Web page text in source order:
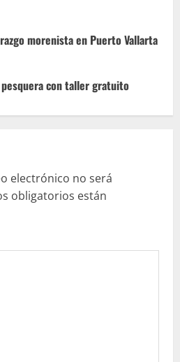
morenista en Puerto Vallarta
con taller gratuito
electrónico no será
obligatorios están